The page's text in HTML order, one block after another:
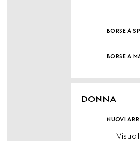
borse a
borse a
DONNA
nuovi